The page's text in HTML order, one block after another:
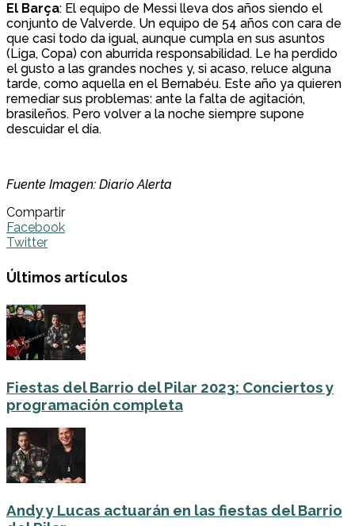
El Barça: El equipo de Messi lleva dos años siendo el
conjunto de Valverde. Un equipo de 54 años con cara de
que casi todo da igual, aunque cumpla en sus asuntos
(Liga, Copa) con aburrida responsabilidad. Le ha perdido
el gusto a las grandes noches y, si acaso, reluce alguna
tarde, como aquella en el Bernabéu. Este año ya quieren
remediar sus problemas: ante la falta de agitación,
brasileños. Pero volver a la noche siempre supone
descuidar el día.
Fuente Imagen: Diario Alerta
Compartir
Facebook
Twitter
Últimos artículos
Fiestas del Barrio del Pilar 2023: Conciertos y
programación completa
Andy y Lucas actuarán en las fiestas del Barrio